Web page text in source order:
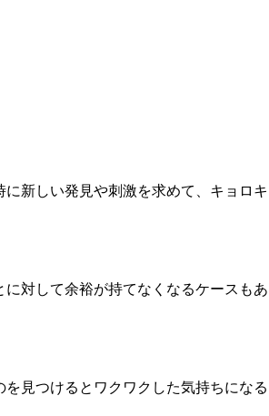
新しい発見や刺激を求めて、キョロキ
対して余裕が持てなくなるケースもあ
見つけるとワクワクした気持ちになる